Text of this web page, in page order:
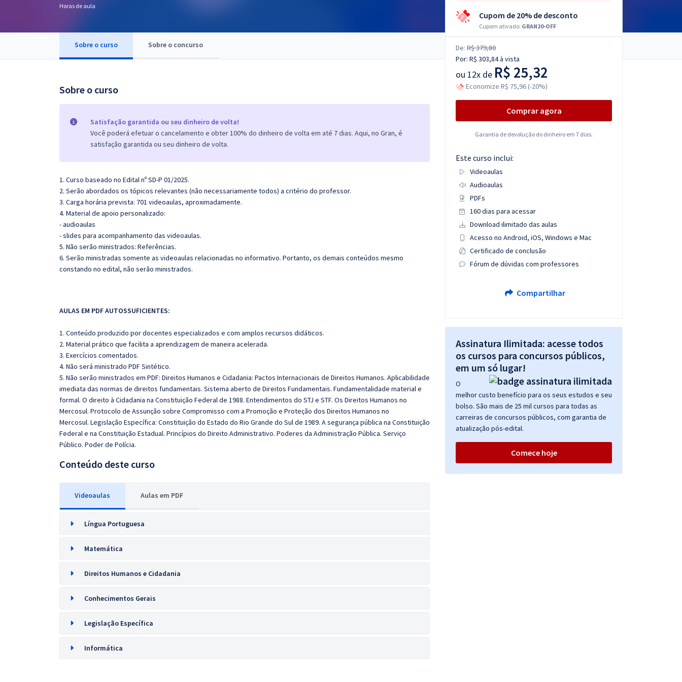
OAB
Questões grátis
Conteúdo gratuito
Horas de aula
Sobre o curso Sobre o concurso
Sobre o curso
Satisfação garantida ou seu dinheiro de volta!
Você poderá efetuar o cancelamento e obter 100% do dinheiro de volta em até 7 dias. Aqui, no Gran, é
satisfação garantida ou seu dinheiro de volta.
1. Curso baseado no Edital nº SD-P 01/2025.
2. Serão abordados os tópicos relevantes (não necessariamente todos) a critério do professor.
3. Carga horária prevista: 701 videoaulas, aproximadamente.
4. Material de apoio personalizado:
- audioaulas
- slides para acompanhamento das videoaulas.
5. Não serão ministrados: Referências.
6. Serão ministradas somente as videoaulas relacionadas no informativo. Portanto, os demais conteúdos mesmo
constando no edital, não serão ministrados.
AULAS EM PDF AUTOSSUFICIENTES:
1. Conteúdo produzido por docentes especializados e com amplos recursos didáticos.
2. Material prático que facilita a aprendizagem de maneira acelerada.
3. Exercícios comentados.
4. Não será ministrado PDF Sintético.
5. Não serão ministrados em PDF: Direitos Humanos e Cidadania: Pactos Internacionais de Direitos Humanos. Aplicabilidade
imediata das normas de direitos fundamentais. Sistema aberto de Direitos Fundamentais. Fundamentalidade material e
formal. O direito à Cidadania na Constituição Federal de 1988. Entendimentos do STJ e STF. Os Direitos Humanos no
Mercosul. Protocolo de Assunção sobre Compromisso com a Promoção e Proteção dos Direitos Humanos no
Mercosul. Legislação Específica: Constituição do Estado do Rio Grande do Sul de 1989. A segurança pública na Constituição
Federal e na Constituição Estadual. Princípios do Direito Administrativo. Poderes da Administração Pública. Serviço
Público. Poder de Polícia.
Conteúdo deste curso
Videoaulas Aulas em PDF
Língua Portuguesa
Matemática
Direitos Humanos e Cidadania
Conhecimentos Gerais
Legislação Específica
Informática
Cupom de 20% de desconto
Cupom ativado: GRAN20-OFF
De: R$ 379,80
Por: R$ 303,84à vista
ou 12x de R$ 25,32
Economize R$ 75,96 (-20%)
Comprar agora
Garantia de devolução do dinheiro em 7 dias.
Este curso inclui:
Videoaulas
Audioaulas
PDFs
160 dias para acessar
Download ilimitado das aulas
Acesso no Android, iOS, Windows e Mac
Certificado de conclusão
Fórum de dúvidas com professores
Compartilhar
Assinatura Ilimitada: acesse todos
os cursos para concursos públicos,
em um só lugar!
O
melhor custo benefício para os seus estudos e seu
bolso. São mais de 25 mil cursos para todas as
carreiras de concursos públicos, com garantia de
atualização pós-edital.
Comece hoje